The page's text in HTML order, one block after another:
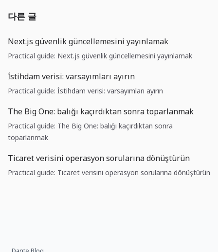
다른 글
Next.js güvenlik güncellemesini yayınlamak
Practical guide: Next.js güvenlik güncellemesini yayınlamak
İstihdam verisi: varsayımları ayırın
Practical guide: İstihdam verisi: varsayımları ayırın
The Big One: balığı kaçırdıktan sonra toparlanmak
Practical guide: The Big One: balığı kaçırdıktan sonra
toparlanmak
Ticaret verisini operasyon sorularına dönüştürün
Practical guide: Ticaret verisini operasyon sorularına dönüştürün